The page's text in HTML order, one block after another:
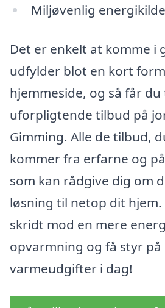
Miljøvenlig energikilde
Det er enkelt at komme i
udfylder blot en kort
hjemmeside, og så får du
uforpligtende tilbud på
Gimming. Alle de tilbud,
kommer fra erfarne og
som kan rådgive dig om
løsning til netop dit
skridt mod en mere
opvarmning og få styr på
varmeudgifter i dag!